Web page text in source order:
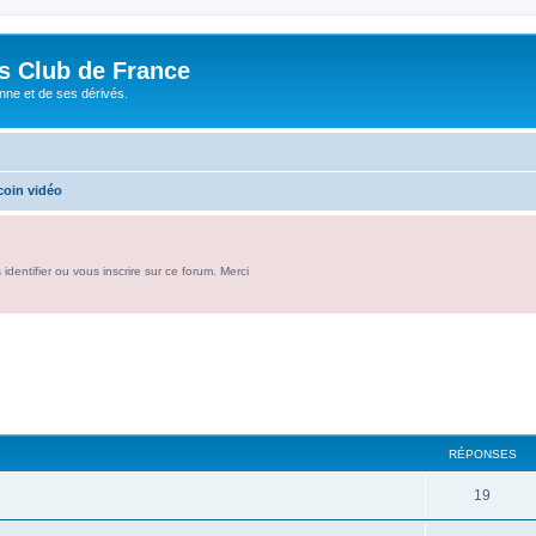
Club de France
et de ses dérivés.
vidéo
ou vous inscrire sur ce forum. Merci
RÉPONSES
19
é